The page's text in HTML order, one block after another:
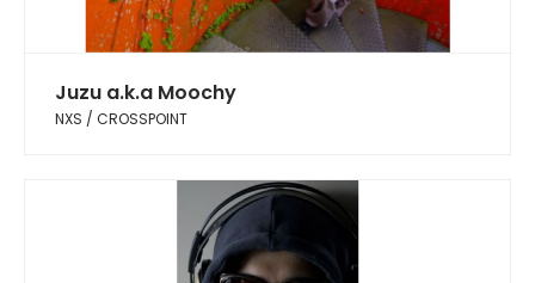
Juzu a.k.a Moochy
NXS / CROSSPOINT